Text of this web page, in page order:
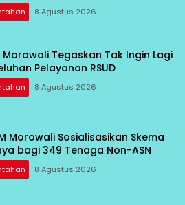
8 Agustus 2026
Morowali Tegaskan Tak Ingin Lagi
Pelayanan RSUD
8 Agustus 2026
Morowali Sosialisasikan Skema
bagi 349 Tenaga Non-ASN
8 Agustus 2026